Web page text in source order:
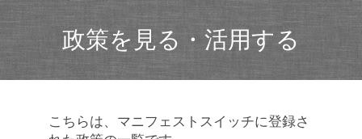
政策を見る・活用する
こちらは、マニフェストスイッチに登録さ